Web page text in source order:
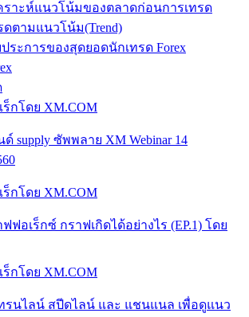
ราะห์แนวโน้มของตลาดก่อนการเทรด
ดตามแนวโน้ม(Trend)
ระการของสุดยอดนักเทรด Forex
กโดย XM.COM
ด์ supply ซัพพลาย XM Webinar 14
กโดย XM.COM
ฟอเร็กซ์ กราฟเกิดได้อย่างไร (EP.1) โดย
กโดย XM.COM
รนไลน์ สปีดไลน์ และ แชนแนล เพื่อดูแนว